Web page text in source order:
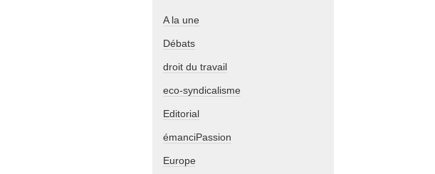
A la une
Débats
droit du travail
eco-syndicalisme
Editorial
émanciPassion
Europe